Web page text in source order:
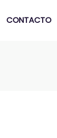
CONTACTO